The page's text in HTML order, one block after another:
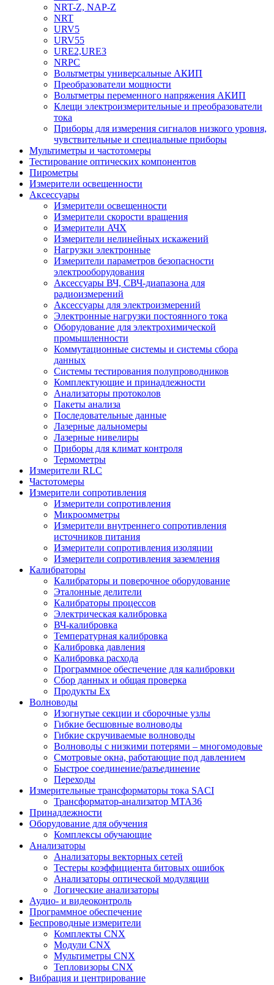
NRT-Z, NAP-Z
NRT
URV5
URV55
URE2,URE3
NRPC
Вольтметры универсальные АКИП
Преобразователи мощности
Вольтметры переменного напряжения АКИП
Клещи электроизмерительные и преобразователи
тока
Приборы для измерения сигналов низкого уровня,
чувствительные и специальные приборы
Мультиметры и частотомеры
Тестирование оптических компонентов
Пирометры
Измерители освещенности
Аксессуары
Измерители освещенности
Измерители скорости вращения
Измерители АЧХ
Измерители нелинейных искажений
Нагрузки электронные
Измерители параметров безопасности
электрооборудования
Аксессуары ВЧ, СВЧ-диапазона для
радиоизмерений
Аксессуары для электроизмерений
Электронные нагрузки постоянного тока
Оборудование для электрохимической
промышленности
Коммутационные системы и системы сбора
данных
Системы тестирования полупроводников
Комплектующие и принадлежности
Анализаторы протоколов
Пакеты анализа
Последовательные данные
Лазерные дальномеры
Лазерные нивелиры
Приборы для климат контроля
Термометры
Измерители RLC
Частотомеры
Измерители сопротивления
Измерители сопротивления
Микроомметры
Измерители внутреннего сопротивления
источников питания
Измерители сопротивления изоляции
Измерители сопротивления заземления
Калибраторы
Калибраторы и поверочное оборудование
Эталонные делители
Калибраторы процессов
Электрическая калибровка
ВЧ-калибровка
Температурная калибровка
Калибровка давления
Калибровка расхода
Программное обеспечение для калибровки
Сбор данных и общая проверка
Продукты Ex
Волноводы
Изогнутые секции и сборочные узлы
Гибкие бесшовные волноводы
Гибкие скручиваемые волноводы
Волноводы с низкими потерями – многомодовые
Смотровые окна, работающие под давлением
Быстрое соединение/разъединение
Переходы
Измерительные трансформаторы тока SACI
Трансформатор-анализатор MTA36
Принадлежности
Оборудование для обучения
Комплексы обучающие
Анализаторы
Анализаторы векторных сетей
Тестеры коэффициента битовых ошибок
Анализаторы оптической модуляции
Логические анализаторы
Аудио- и видеоконтроль
Программное обеспечение
Беспроводные измерители
Комплекты CNX
Модули CNX
Мультиметры CNX
Тепловизоры CNX
Вибрация и центрирование